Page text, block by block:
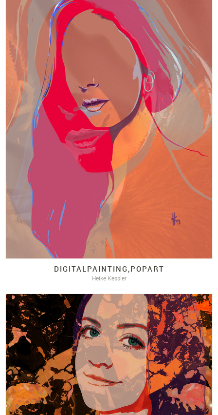
DIGITALPAINTING,POPART
Heike Kessler